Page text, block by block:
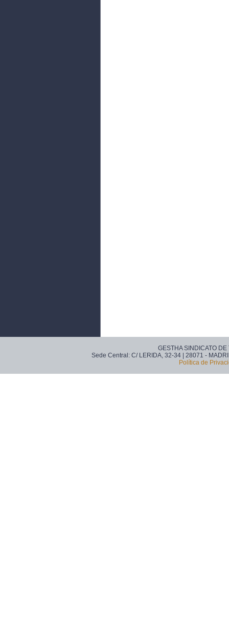
GESTHA SINDICATO
Sede Central: C/ LERIDA, 32-34 | 28071 -
Política de